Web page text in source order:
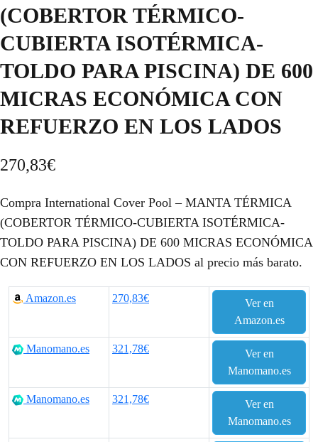
(COBERTOR TÉRMICO-
CUBIERTA ISOTÉRMICA-
TOLDO PARA PISCINA) DE 600
MICRAS ECONÓMICA CON
REFUERZO EN LOS LADOS
270,83€
Compra International Cover Pool – MANTA TÉRMICA
(COBERTOR TÉRMICO-CUBIERTA ISOTÉRMICA-
TOLDO PARA PISCINA) DE 600 MICRAS ECONÓMICA
CON REFUERZO EN LOS LADOS al precio más barato.
Amazon.es 270,83€
Ver en
Amazon.es
Manomano.es 321,78€
Ver en
Manomano.es
Manomano.es 321,78€
Ver en
Manomano.es